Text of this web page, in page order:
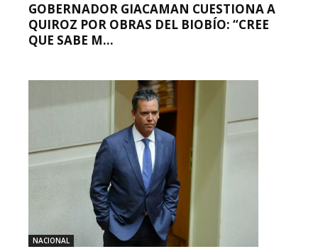
GOBERNADOR GIACAMAN CUESTIONA A
QUIROZ POR OBRAS DEL BIOBÍO: “CREE
QUE SABE M...
NACIONAL